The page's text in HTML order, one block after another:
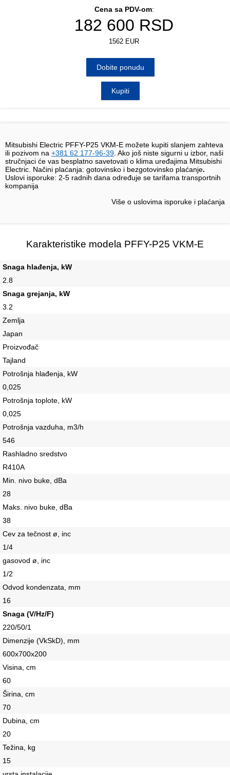
Cena sa PDV-om:
182 600 RSD
1562 EUR
Dobite ponudu
Kupiti
Mitsubishi Electric PFFY-P25 VKM-E možete kupiti slanjem zahteva
ili pozivom na +381 62 177-96-39. Ako još niste sigurni u izbor, naši
stručnjaci će vas besplatno savetovati o klima uređajima Mitsubishi
Electric. Načini plaćanja: gotovinsko i bezgotovinsko plaćanje.
Uslovi isporuke: 2-5 radnih dana određuje se tarifama transportnih
kompanija
Više o uslovima isporuke i plaćanja
Karakteristike modela PFFY-P25 VKM-E
Snaga hlađenja, kW
2.8
Snaga grejanja, kW
3.2
Zemlja
Japan
Proizvođač
Tajland
Potrošnja hlađenja, kW
0,025
Potrošnja toplote, kW
0,025
Potrošnja vazduha, m3/h
546
Rashladno sredstvo
R410A
Min. nivo buke, dBa
28
Maks. nivo buke, dBa
38
Cev za tečnost ø, inc
1/4
gasovod ø, inc
1/2
Odvod kondenzata, mm
16
Snaga (V/Hz/F)
220/50/1
Dimenzije (VkSkD), mm
600x700x200
Visina, сm
60
Širina, сm
70
Dubina, сm
20
Težina, kg
15